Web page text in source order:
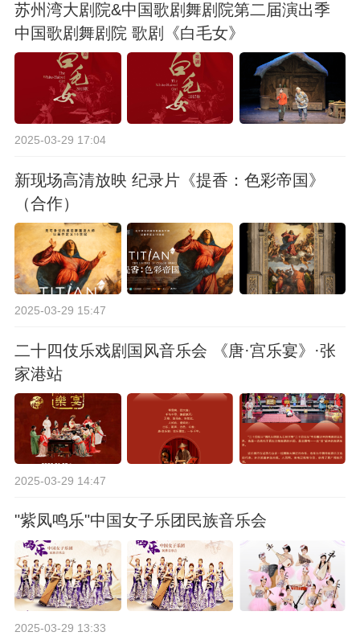
苏州湾大剧院&中国歌剧舞剧院第二届演出季
中国歌剧舞剧院 歌剧《白毛女》
2025-03-29 17:04
新现场高清放映 纪录片《提香：色彩帝国》
（合作）
2025-03-29 15:47
二十四伎乐戏剧国风音乐会 《唐·宫乐宴》·张
家港站
2025-03-29 14:47
"紫凤鸣乐"中国女子乐团民族音乐会
2025-03-29 13:33